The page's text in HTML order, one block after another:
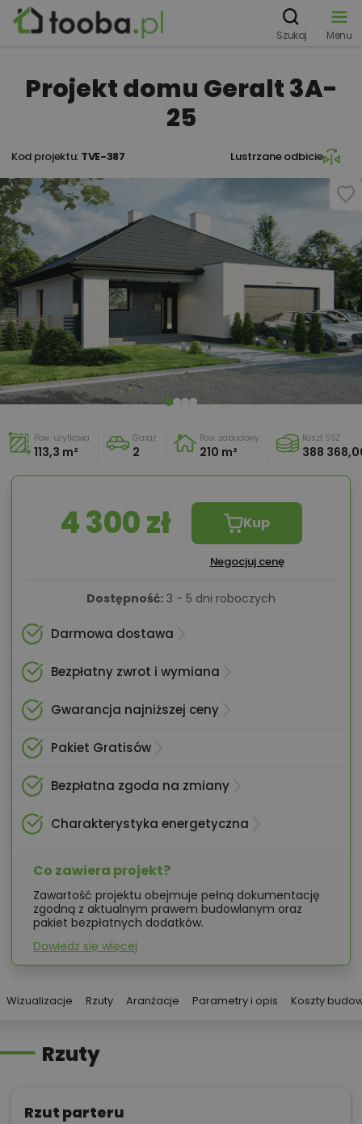
Szukaj Menu
Projekt domu Geralt 3A-
25
Kod projektu: TVE-387 Lustrzane odbicie
Pow. użytkowa
113,3 m²
Garaż
2
Pow. zabudowy
210 m²
Koszt SSZ
388
4 300 zł Kup
Negocjuj cenę
Dostępność: 3 - 5 dni roboczych
Darmowa dostawa
Bezpłatny zwrot i wymiana
Gwarancja najniższej ceny
Pakiet Gratisów
Bezpłatna zgoda na zmiany
Charakterystyka energetyczna
Co zawiera projekt?
Zawartość projektu obejmuje pełną dokumentację
zgodną z aktualnym prawem budowlanym oraz
pakiet bezpłatnych dodatków.
Dowiedz się więcej
Wizualizacje Rzuty Aranżacje Parametry i opis Koszty
Rzuty
Rzut parteru